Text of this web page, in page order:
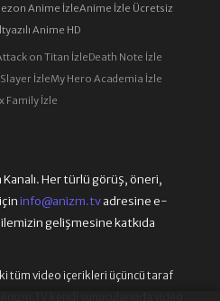
Her türlü görüş, öneri,
info@anizm.tvadresine e-
gelişmesine katkıda
tüm video içerikleri üçüncü taraf
Anime İzleAnime İzle Ücretsiz
Anime HD
on Titan İzleDeath Note İzle
İzleMy Hero Academia İzle
Family İzle